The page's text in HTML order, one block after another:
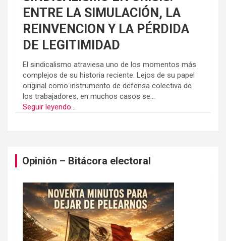
ENTRE LA SIMULACIÓN, LA
REINVENCION Y LA PÉRDIDA
DE LEGITIMIDAD
El sindicalismo atraviesa uno de los momentos más
complejos de su historia reciente. Lejos de su papel
original como instrumento de defensa colectiva de
los trabajadores, en muchos casos se...
Seguir leyendo...
Opinión – Bitácora electoral